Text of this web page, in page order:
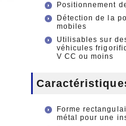
Positionnement
Détection de la
mobiles
Utilisables sur
véhicules
V CC ou moins
Forme
métal pour une